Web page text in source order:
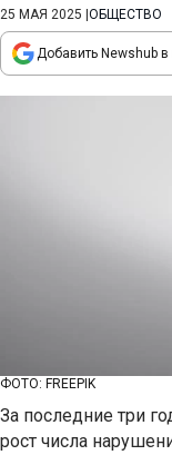
25 МАЯ 2025 ОБЩЕСТВО
Добавить Newshub
ФОТО: FREEPIK
За последние три
рост числа